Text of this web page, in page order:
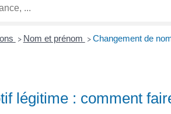
> Nom et prénom > Changement de
légitime : comment